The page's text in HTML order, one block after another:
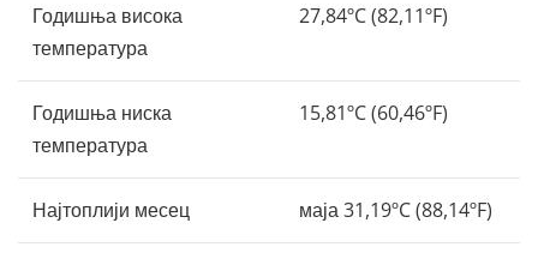
Годишња висока
температура
27,84ºC (82,11ºF)
Годишња ниска
температура
15,81ºC (60,46ºF)
Најтоплији месец маја 31,19ºC (88,14ºF)